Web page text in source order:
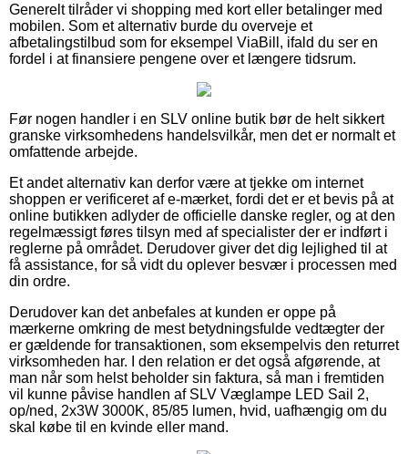
Generelt tilråder vi shopping med kort eller betalinger med
mobilen. Som et alternativ burde du overveje et
afbetalingstilbud som for eksempel ViaBill, ifald du ser en
fordel i at finansiere pengene over et længere tidsrum.
Før nogen handler i en SLV online butik bør de helt sikkert
granske virksomhedens handelsvilkår, men det er normalt et
omfattende arbejde.
Et andet alternativ kan derfor være at tjekke om internet
shoppen er verificeret af e-mærket, fordi det er et bevis på at
online butikken adlyder de officielle danske regler, og at den
regelmæssigt føres tilsyn med af specialister der er indført i
reglerne på området. Derudover giver det dig lejlighed til at
få assistance, for så vidt du oplever besvær i processen med
din ordre.
Derudover kan det anbefales at kunden er oppe på
mærkerne omkring de mest betydningsfulde vedtægter der
er gældende for transaktionen, som eksempelvis den returret
virksomheden har. I den relation er det også afgørende, at
man når som helst beholder sin faktura, så man i fremtiden
vil kunne påvise handlen af SLV Væglampe LED Sail 2,
op/ned, 2x3W 3000K, 85/85 lumen, hvid, uafhængig om du
skal købe til en kvinde eller mand.